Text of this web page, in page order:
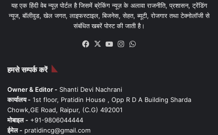
यह एक हिंदी वेब न्यूज़ पोर्टल है जिसमें ब्रेकिंग न्यूज़ के अलावा राजनीति, प्रशासन, ट्रेंडिंग
न्यूज, बॉलीवुड, खेल जगत, लाइफस्टाइल, बिजनेस, सेहत, ब्यूटी, रोजगार तथा टेक्नोलॉजी से
संबंधित खबरें पोस्ट की जाती है।
Facebook
X YouTubeInstagram
हमसे सम्पर्क करें
Owner & Editor - Shanti Devi Nachrani
कार्यालय - 1st floor, Pratidin House , Opp R D A Building Sharda
Chowk,GE Road, Raipur, (C.G) 492001
मोबाइल - +91-9806044444
ईमेल - pratidincg@gmail.com